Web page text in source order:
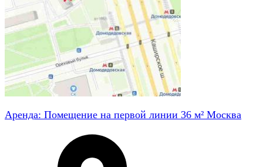
Аренда: Помещение на первой линии 36 м² Москва